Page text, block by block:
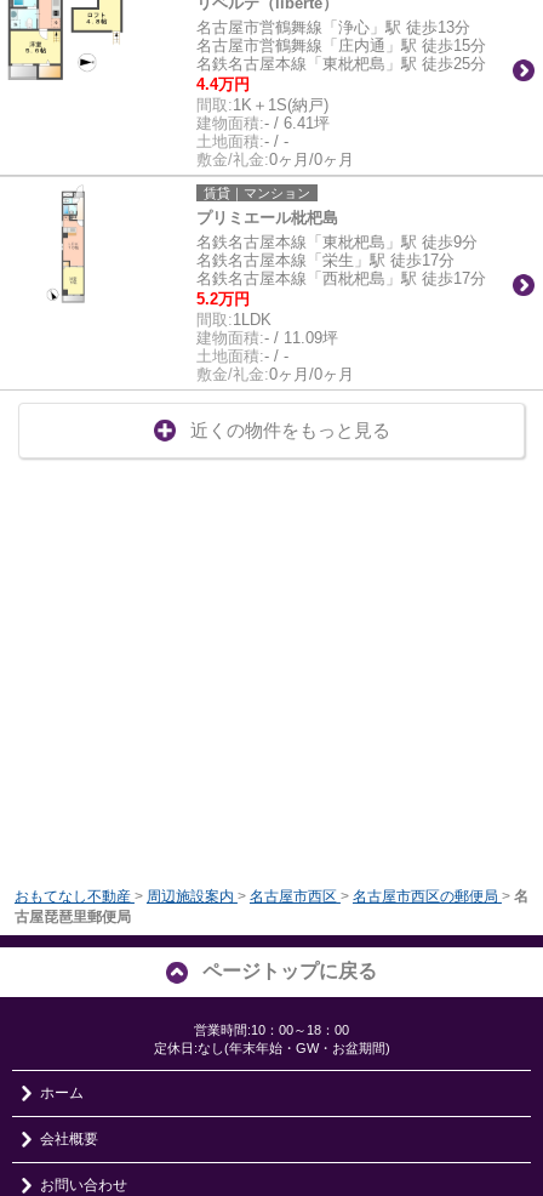
名古屋市営鶴舞線「浄心」駅 徒歩13分
名古屋市営鶴舞線「庄内通」駅 徒歩15分
名鉄名古屋本線「東枇杷島」駅 徒歩25分
4.4万円
間取:1K＋1S(納戸)
建物面積:- / 6.41坪
土地面積:- / -
敷金/礼金:0ヶ月/0ヶ月
賃貸｜マンション
プリミエール枇杷島
名鉄名古屋本線「東枇杷島」駅 徒歩9分
名鉄名古屋本線「栄生」駅 徒歩17分
名鉄名古屋本線「西枇杷島」駅 徒歩17分
5.2万円
間取:1LDK
建物面積:- / 11.09坪
土地面積:- / -
敷金/礼金:0ヶ月/0ヶ月
近くの物件をもっと見る
おもてなし不動産 > 周辺施設案内 > 名古屋市西区 > 名古屋市西区の郵便局 > 名
古屋琵琶里郵便局
ページトップに戻る
営業時間:10：00～18：00
定休日:なし(年末年始・GW・お盆期間)
ホーム
会社概要
お問い合わせ